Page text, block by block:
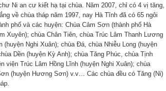
Ni an cư kiết hạ tại chùa. Năm 2007, chỉ có 4 vị tăng,
về chùa tháp năm 1997, nay Hà Tĩnh đã có 65 ngôi
phố và các huyện: Chùa Cảm Sơn (thành phố Hà
Xuyên); chùa Chân Tiên, chùa Trúc Lâm Thanh Lương
Nghi Xuân); chùa Đá, chùa Nhiễu Long (huyện
Dền (huyện Kỳ Anh); chùa Tăng Phúc, chùa Tịnh
viện Trúc Lâm Hồng Lĩnh (huyện Nghi Xuân); chùa
(huyện Hương Sơn) v.v… Các chùa đều có Tăng (Ni)